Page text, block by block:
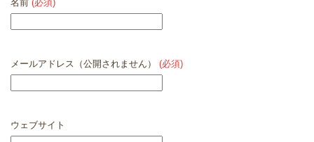
名前 (必須)
メールアドレス（公開されません） (必須)
ウェブサイト